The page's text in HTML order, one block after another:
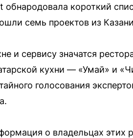
короткий
семь проектов из
и сервису значатся
кухни — «Умай» и
голосования
о владельцах этих